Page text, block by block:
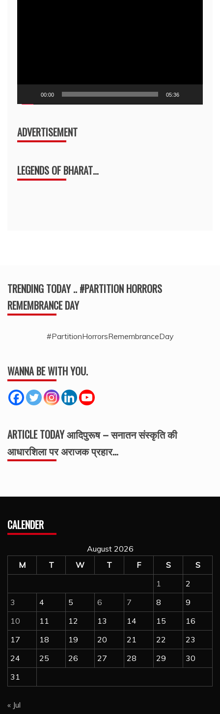
00:00 05:36
ADVERTISEMENT
LEGENDS OF BHARAT…
TRENDING TODAY .. #PARTITION HORRORS
REMEMBRANCE DAY
#PartitionHorrorsRemembranceDay
WANNA BE WITH YOU.
ARTICLE TODAY आदिपुरूष – सनातन संस्कृति की
आधारशिला पर अराजक प्रहार…
CALENDER
August 2026
M
T W T F S
S
1
2
3
4 5 6 7 8
9
10
11 12 13 14 15
16
17
18 19 20 21 22
23
24
25 26 27 28 29
30
31
« Jul